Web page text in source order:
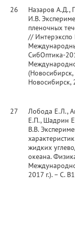
26
Назаров А.Д.,
И.В.
пленочных
// Интерэкспо
СибОптика-
(Новосибирск,
Новосибирск,
27
Лобода Е.Л.,
Е.П., Шадрин
В.В.
жидких
океана.
2017 г.). – С.